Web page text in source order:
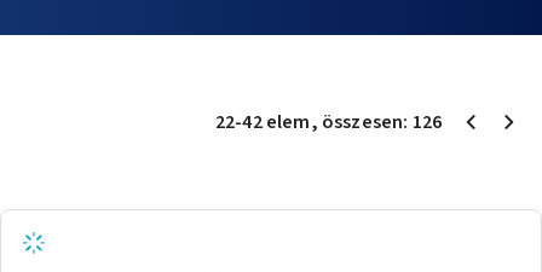
22-42elem, összesen: 126